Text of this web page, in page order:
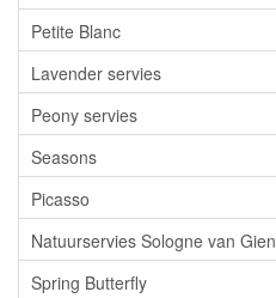
Petite Blanc
Lavender servies
Peony servies
Seasons
Picasso
Natuurservies Sologne van Gien
Spring Butterfly